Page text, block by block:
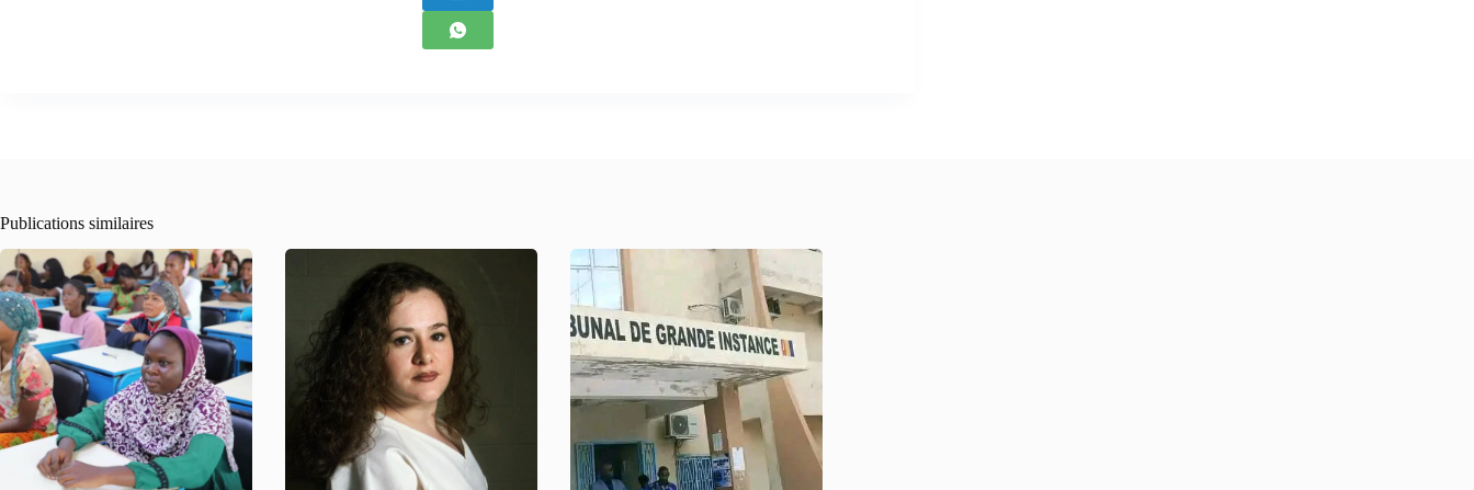
Publications similaires